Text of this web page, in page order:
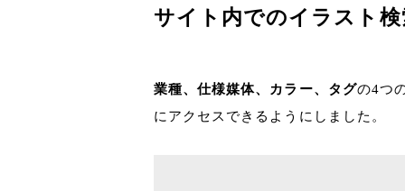
サイト内でのイラスト
業種、仕様媒体、カラー、タグの4つ
にアクセスできるようにしました。